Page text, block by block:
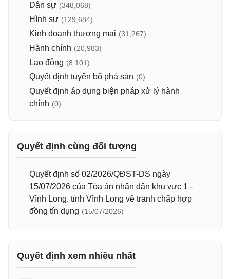
Dân sự (348,068)
Hình sự (129,684)
Kinh doanh thương mại (31,267)
Hành chính (20,983)
Lao động (8,101)
Quyết định tuyên bố phá sản (0)
Quyết định áp dụng biện pháp xử lý hành
chính (0)
Quyết định cùng đối tượng
Quyết định số 02/2026/QĐST-DS ngày
15/07/2026 của Tòa án nhân dân khu vực 1 -
Vĩnh Long, tỉnh Vĩnh Long về tranh chấp hợp
đồng tín dụng (15/07/2026)
Quyết định xem nhiều nhất